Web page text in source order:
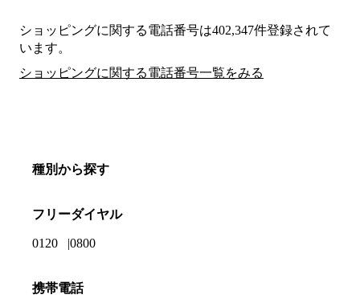
ショッピングに関する電話番号は402,347件登録されて
います。
ショッピングに関する電話番号一覧をみる
種別から探す
フリーダイヤル
0120 0800
携帯電話